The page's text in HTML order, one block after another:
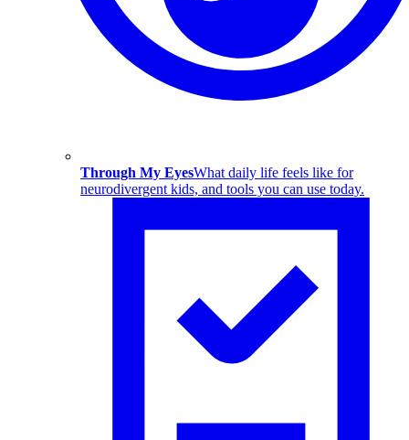
Through My EyesWhat daily life feels like for
neurodivergent kids, and tools you can use today.